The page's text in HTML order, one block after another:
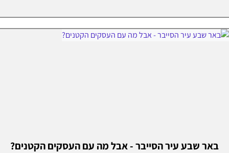
באר שבע עיר הסייבר - אבל מה עם העסקים הקטנים?